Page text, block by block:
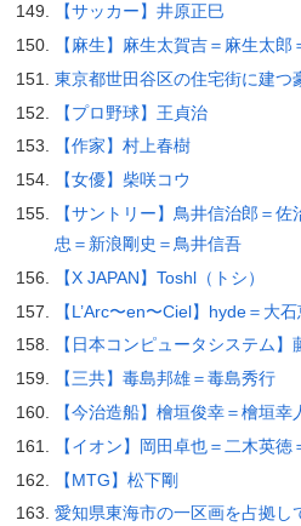
【サッカー】井原正巳
【麻生】麻生太賀吉＝麻生太郎
東京都世田谷区の住宅街に建つ
【プロ野球】王貞治
【作家】村上春樹
【女優】柴咲コウ
【サントリー】鳥井信治郎＝
忠＝新浪剛史＝鳥井信吾
【X JAPAN】Toshl（トシ）
【L’Arc〜en〜Ciel】hyde＝大
【日本コンピュータシステム】
【三共】毒島邦雄＝毒島秀行
【今治造船】檜垣俊幸＝檜垣幸
【イオン】岡田卓也＝二木英
【MTG】松下剛
愛知県東海市の一区画を占拠し